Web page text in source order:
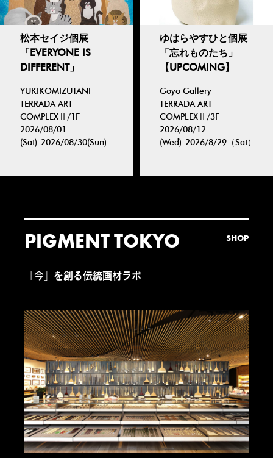
松本セイジ個展
「EVERYONE IS
DIFFERENT」
YUKIKOMIZUTANI
TERRADA ART
COMPLEXⅡ/1F
2026/08/01
(Sat)-2026/08/30(Sun)
ゆはらやすひと個展
「忘れものたち」
【UPCOMING】
Goyo Gallery
TERRADA ART
COMPLEXⅡ/3F
2026/08/12
(Wed)-2026/8/29（Sat）
PIGMENT TOKYO SHOP
「今」を創る伝統画材ラボ